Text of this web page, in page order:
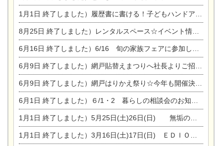
1月1日 終了しました）履歴書に書ける！子どもハンドアロマ講座☆
8月25日 終了しました）レンタルスペース☆イベント情報☆チャイルドアロマセラピスト
6月16日 終了しました）6/16 旬の家族フェアに参加します☆
6月9日 終了しました）網戸貼替えまつりへ社長よりご招待です♪
6月9日 終了しました）網戸はりかえ祭り☆今年も開催決定！
6月1日 終了しました）６/1・2 暮らしの相談会のお知らせ
1月1日 終了しました）5月25日(土)26日(日) 無垢の木の家体感見学会開催☆
1月1日 終了しました）3月16日(土)17日(日) ＥＤＩＯＮ東陽住建でんき館 総決算まつり